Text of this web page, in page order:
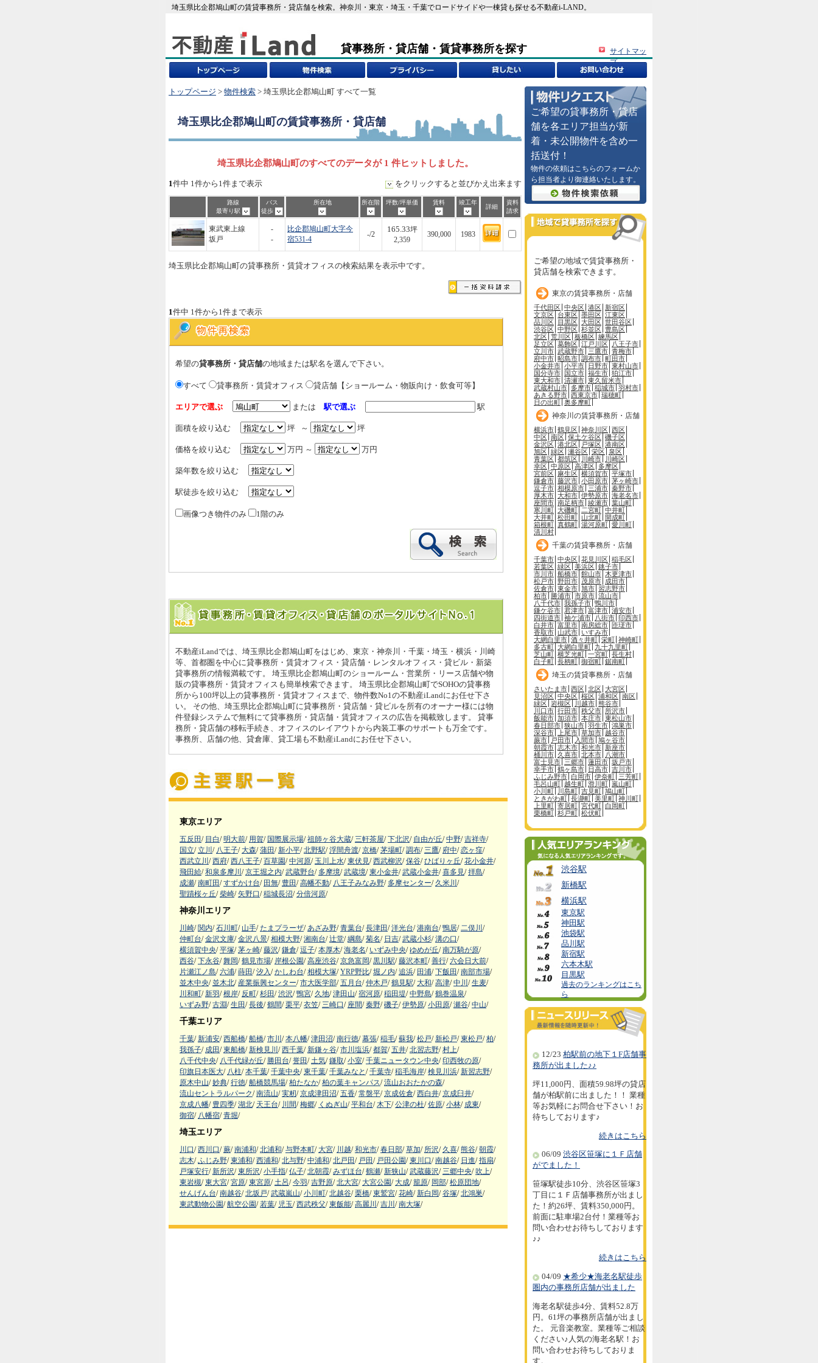
埼玉県比企郡鳩山町の賃貸事務所・貸店舗を検索。神奈川・東京・埼玉・千葉でロードサイドや一棟貸も探せる不動産i-LAND。
貸事務所・貸店舗・賃貸事務所を探す
サイトマッ
プ
トップページ > 物件検索 > 埼玉県比企郡鳩山町 すべて一覧
埼玉県比企郡鳩山町 の賃貸事務所・貸店舗
埼玉県比企郡鳩山町のすべてのデータが 1 件ヒットしました。
1件中 1件から1件まで表示 をクリックすると並びかえ出来ます
路線
最寄り駅
バス
徒歩
所在地 所在階 坪数/坪単価 賃料 竣工年
詳細
資料
請求
東武東上線
坂戸
-
-
比企郡鳩山町大字今
宿531-4
-/2
165.33坪
2,359
390,000 1983
埼玉県比企郡鳩山町の貸事務所・賃貸オフィスの検索結果を表示中です。
1件中 1件から1件まで表示
希望の貸事務所・貸店舗の地域または駅名を選んで下さい。
すべて 貸事務所・賃貸オフィス 貸店舗【ショールーム・物販向け・飲食可等】
エリアで選ぶ または駅で選ぶ 駅
面積を絞り込む 坪 ～ 坪
価格を絞り込む 万円 ～ 万円
築年数を絞り込む
駅徒歩を絞り込む
画像つき物件のみ 1階のみ
不動産iLandでは、埼玉県比企郡鳩山町をはじめ、東京・神奈川・千葉・埼玉・横浜・川崎
等、首都圏を中心に貸事務所・賃貸オフィス・貸店舗・レンタルオフィス・貸ビル・新築
貸事務所の情報満載です。 埼玉県比企郡鳩山町のショールーム・営業所・リース店舗や物
販の貸事務所・賃貸オフィスも簡単検索できます。 埼玉県比企郡鳩山町でSOHOの貸事務
所から100坪以上の貸事務所・賃貸オフィスまで、物件数No1の不動産iLandにお任せ下さ
い。 その他、埼玉県比企郡鳩山町に貸事務所・貸店舗・貸ビルを所有のオーナー様には物
件登録システムで無料にて貸事務所・貸店舗・賃貸オフィスの広告を掲載致します。 貸事
務所・貸店舗の移転手続き、オフィスのレイアウトから内装工事のサポートも万全です。
事務所、店舗の他、貸倉庫、貸工場も不動産iLandにお任せ下さい。
東京エリア
五反田/ 目白/ 明大前/ 用賀/ 国際展示場/ 祖師ヶ谷大蔵/ 三軒茶屋/ 下北沢/ 自由が丘/ 中野/ 吉祥寺/
国立/ 立川 / 八王子/ 大森/ 蒲田/ 新小平/ 北野駅/ 浮間舟渡/ 京橋/ 茅場町/ 調布/ 三鷹/ 府中/ 恋ヶ窪/
西武立川 / 西府/ 西八王子/ 百草園/ 中河原/ 玉川上水/ 東伏見/ 西武柳沢/ 保谷/ ひばりヶ丘/ 花小金井/
飛田給/ 和泉多摩川 / 京王堀之内/ 武蔵野台/ 多摩境/ 武蔵境/ 東小金井/ 武蔵小金井/ 喜多見/ 拝島/
成瀬/ 南町田/ すずかけ台/ 田無/ 豊田/ 高幡不動/ 八王子みなみ野/ 多摩センター/ 久米川 /
聖蹟桜ヶ丘/ 柴崎/ 矢野口/ 稲城長沼/ 分倍河原/
神奈川エリア
川崎/ 関内/ 石川町/ 山手/ たまプラーザ/ あざみ野/ 青葉台/ 長津田/ 洋光台/ 港南台/ 鴨居/ 二俣川 /
仲町台/ 金沢文庫/ 金沢八景/ 相模大野/ 湘南台/ 辻堂/ 綱島/ 菊名/ 日吉/ 武蔵小杉/ 溝の口/
横須賀中央/ 平塚/ 茅ヶ崎/ 藤沢/ 鎌倉/ 逗子/ 本厚木/ 海老名/ いずみ中央/ ゆめが丘/ 南万騎が原/
西谷/ 下永谷/ 舞岡/ 鶴見市場/ 岸根公園/ 高座渋谷/ 京急富岡/ 黒川駅/ 藤沢本町/ 善行/ 六会日大前/
片瀬江ノ島/ 六浦/ 蒔田/ 汐入/ かしわ台/ 相模大塚/ YRP野比/ 堀ノ内/ 追浜/ 田浦/ 下飯田/ 南部市場/
並木中央/ 並木北/ 産業振興センター/ 市大医学部/ 五月台/ 仲木戸/ 鶴見駅/ 大和/ 高津/ 中川 / 生麦/
川和町/ 新羽/ 根岸/ 反町/ 杉田/ 渋沢/ 鴨宮/ 久地/ 津田山/ 宿河原/ 稲田堤/ 中野島/ 鶴巻温泉/
いずみ野/ 古淵/ 生田/ 長後/ 鶴間/ 栗平/ 衣笠/ 三崎口/ 座間/ 秦野/ 磯子/ 伊勢原/ 小田原/ 瀬谷/ 中山/
千葉エリア
千葉/ 新浦安/ 西船橋/ 船橋/ 市川 / 本八幡/ 津田沼/ 南行徳/ 幕張/ 稲毛/ 蘇我/ 松戸/ 新松戸/ 東松戸/ 柏/
我孫子/ 成田/ 東船橋/ 新検見川 / 西千葉/ 新鎌ヶ谷/ 市川塩浜/ 都賀/ 五井/ 北習志野/ 村上/
八千代中央/ 八千代緑が丘/ 勝田台/ 誉田/ 土気/ 鎌取/ 小室/ 千葉ニュータウン中央/ 印西牧の原/
印旗日本医大/ 八柱/ 本千葉/ 千葉中央/ 東千葉/ 千葉みなと/ 千葉寺/ 稲毛海岸/ 検見川浜/ 新習志野/
原木中山/ 妙典/ 行徳/ 船橋競馬場/ 柏たなか/ 柏の葉キャンパス/ 流山おおたかの森/
流山セントラルパーク/ 南流山/ 実籾/ 京成津田沼/ 五香/ 常盤平/ 京成佐倉/ 西白井/ 京成臼井/
京成八幡/ 豊四季/ 湖北/ 天王台/ 川間/ 梅郷/ くぬぎ山/ 平和台/ 木下/ 公津の杜/ 佐原/ 小林/ 成東/
御宿/ 八幡宿/ 青堀/
埼玉エリア
川口/ 西川口/ 蕨/ 南浦和/ 北浦和/ 与野本町/ 大宮/ 川越/ 和光市/ 春日部/ 草加/ 所沢/ 久喜/ 熊谷/ 朝霞/
志木/ ふじみ野/ 東浦和/ 西浦和/ 北与野/ 中浦和/ 北戸田/ 戸田/ 戸田公園/ 東川口/ 南越谷/ 日進/ 指扇/
戸塚安行/ 新所沢/ 東所沢/ 小手指/ 仏子/ 北朝霞/ みずほ台/ 鶴瀬/ 新狭山/ 武蔵藤沢/ 三郷中央/ 吹上/
東岩槻/ 東大宮/ 宮原/ 東宮原/ 土呂/ 今羽/ 吉野原/ 北大宮/ 大宮公園/ 大成/ 籠原/ 岡部/ 松原団地/
せんげん台/ 南越谷/ 北坂戸/ 武蔵嵐山/ 小川町/ 北越谷/ 栗橋/ 東鷲宮/ 花崎/ 新白岡/ 谷塚/ 北鴻巣/
東武動物公園/ 航空公園/ 若葉/ 児玉/ 西武秩父/ 東飯能/ 高麗川 / 吉川 / 南大塚/
ご希望の貸事務所・貸店
舗を各エリア担当が新
着・未公開物件を含め一
括送付！
物件の依頼はこちらのフォームか
ら担当者より御連絡いたします。
ご希望の地域で賃貸事務所・
貸店舗を検索できます。
東京の賃貸事務所・店舗
千代田区 中央区 港区 新宿区
文京区 台東区 墨田区 江東区
品川区 目黒区 大田区 世田谷区
渋谷区 中野区 杉並区 豊島区
北区 荒川区 板橋区 練馬区
足立区 葛飾区 江戸川区
八王子市
立川市 武蔵野市 三鷹市 青梅市
府中市 昭島市 調布市 町田市
小金井市 小平市 日野市 東村山市
国分寺市
国立市 福生市 狛江市
東大和市 清瀬市 東久留米市
武蔵村山市 多摩市 稲城市 羽村市
あきる野市 西東京市 瑞穂町
日の出町 奥多摩町
神奈川の賃貸事務所・店舗
横浜市 鶴見区 神奈川区 西区
中区 南区 保土ケ谷区 磯子区
金沢区 港北区 戸塚区 港南区
旭区 緑区 瀬谷区 栄区 泉区
青葉区 都筑区 川崎市
川崎区
幸区 中原区 高津区 多摩区
宮前区 麻生区 横須賀市 平塚市
鎌倉市 藤沢市 小田原市 茅ヶ崎市
逗子市 相模原市 三浦市 秦野市
厚木市 大和市 伊勢原市 海老名市
座間市 南足柄市 綾瀬市 葉山町
寒川町 大磯町 二宮町 中井町
大井町 松田町 山北町 開成町
箱根町 真鶴町 湯河原町 愛川町
清川村
千葉の賃貸事務所・店舗
千葉市 中央区 花見川区 稲毛区
若葉区 緑区 美浜区 銚子市
市川市 船橋市 館山市 木更津市
松戸市 野田市 茂原市 成田市
佐倉市 東金市 旭市 習志野市
柏市 勝浦市 市原市 流山市
八千代市 我孫子市 鴨川市
鎌ケ谷市 君津市 富津市 浦安市
四街道市 袖ケ浦市 八街市 印西市
白井市 富里市 南房総市 匝瑳市
香取市 山武市 いすみ市
大網白里市 酒々井町 栄町 神崎町
多古町 大網白里町 九十九里町
芝山町 横芝光町 一宮町 長生村
白子町 長柄町 御宿町 鋸南町
埼玉の賃貸事務所・店舗
さいたま市 西区 北区 大宮区
見沼区 中央区 桜区 浦和区 南区
緑区 岩槻区 川越市 熊谷市
川口市 行田市 秩父市 所沢市
飯能市 加須市 本庄市 東松山市
春日部市 狭山市 羽生市 鴻巣市
深谷市
上尾市 草加市 越谷市
蕨市
戸田市 入間市 鳩ヶ谷市
朝霞市 志木市 和光市 新座市
桶川市 久喜市 北本市
八潮市
富士見市 三郷市 蓮田市 坂戸市
幸手市 鶴ヶ島市 日高市 吉川市
ふじみ野市 白岡市 伊奈町 三芳町
毛呂山町 越生町 滑川町 嵐山町
小川町
川島町 吉見町 鳩山町
ときがわ町 長瀞町 美里町 神川町
上里町 寄居町 宮代町 白岡町
栗橋町 杉戸町 松伏町
渋谷駅
新橋駅
横浜駅
東京駅
神田駅
池袋駅
品川駅
新宿駅
六本木駅
目黒駅
過去のランキングはこち
ら
12/23 柏駅前の地下１F店舗事
務所が出ました♪♪
坪11,000円、面積59.98坪の貸店
舗が柏駅前に出ました！！ 業種
等お気軽にお問合せ下さい！お
待ちしております♪
続きはこちら
06/09 渋谷区笹塚に１Ｆ店舗
がでました！
笹塚駅徒歩10分、渋谷区笹塚3
丁目に１Ｆ店舗事務所が出まし
た！約26坪、賃料350,000円。
前面に駐車場2台付！業種等お
問い合わせお待ちしております
♪♪
続きはこちら
04/09 ★希少★海老名駅徒歩
圏内の事務所店舗が出ました
海老名駅徒歩4分、賃料52.8万
円。61坪の事務所店舗が出まし
た。 元音楽教室。業種等ご相談
ください♪人気の海老名駅！お
問い合わせお待ちしておりま
す。